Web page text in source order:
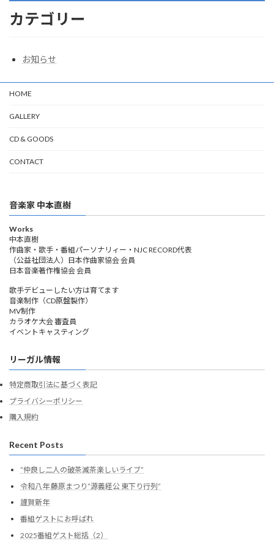
カテゴリー
お知らせ
HOME
GALLERY
CD & GOODS
CONTACT
音楽家 中本直樹
Works
中本直樹
作曲家・歌手・番組パーソナリィー・NJC RECORD代表
（公益社団法人）日本作曲家協会 会員
日本音楽著作権協会 会員
歌手デビューしたい方は育てます
音楽制作（CD原盤製作）
MV制作
カラオケ大会 審査員
イベントキャスティング
リーガル情報
特定商取引法に基づく表記
プライバシーポリシー
購入規約
Recent Posts
”仲良し二人の破茶滅茶楽しいライブ”
令和八年 藤原まつり”源義経公 東下り行列”
謹賀新年
番組ゲストにお呼ばれ
2025番組ゲスト総括（2）